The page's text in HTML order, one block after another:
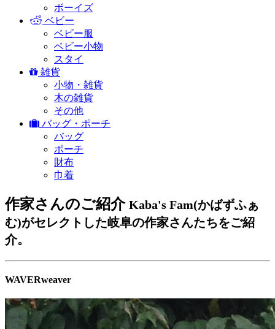
ボーイズ
ベビー
ベビー服
ベビー小物
スタイ
雑貨
小物・雑貨
木の雑貨
その他
バッグ・ポーチ
バッグ
ポーチ
財布
巾着
作家さんのご紹介 Kaba's Fam(かばずふぁ
む)がセレクトした岐阜の作家さんたちをご紹
介。
WAVERweaver